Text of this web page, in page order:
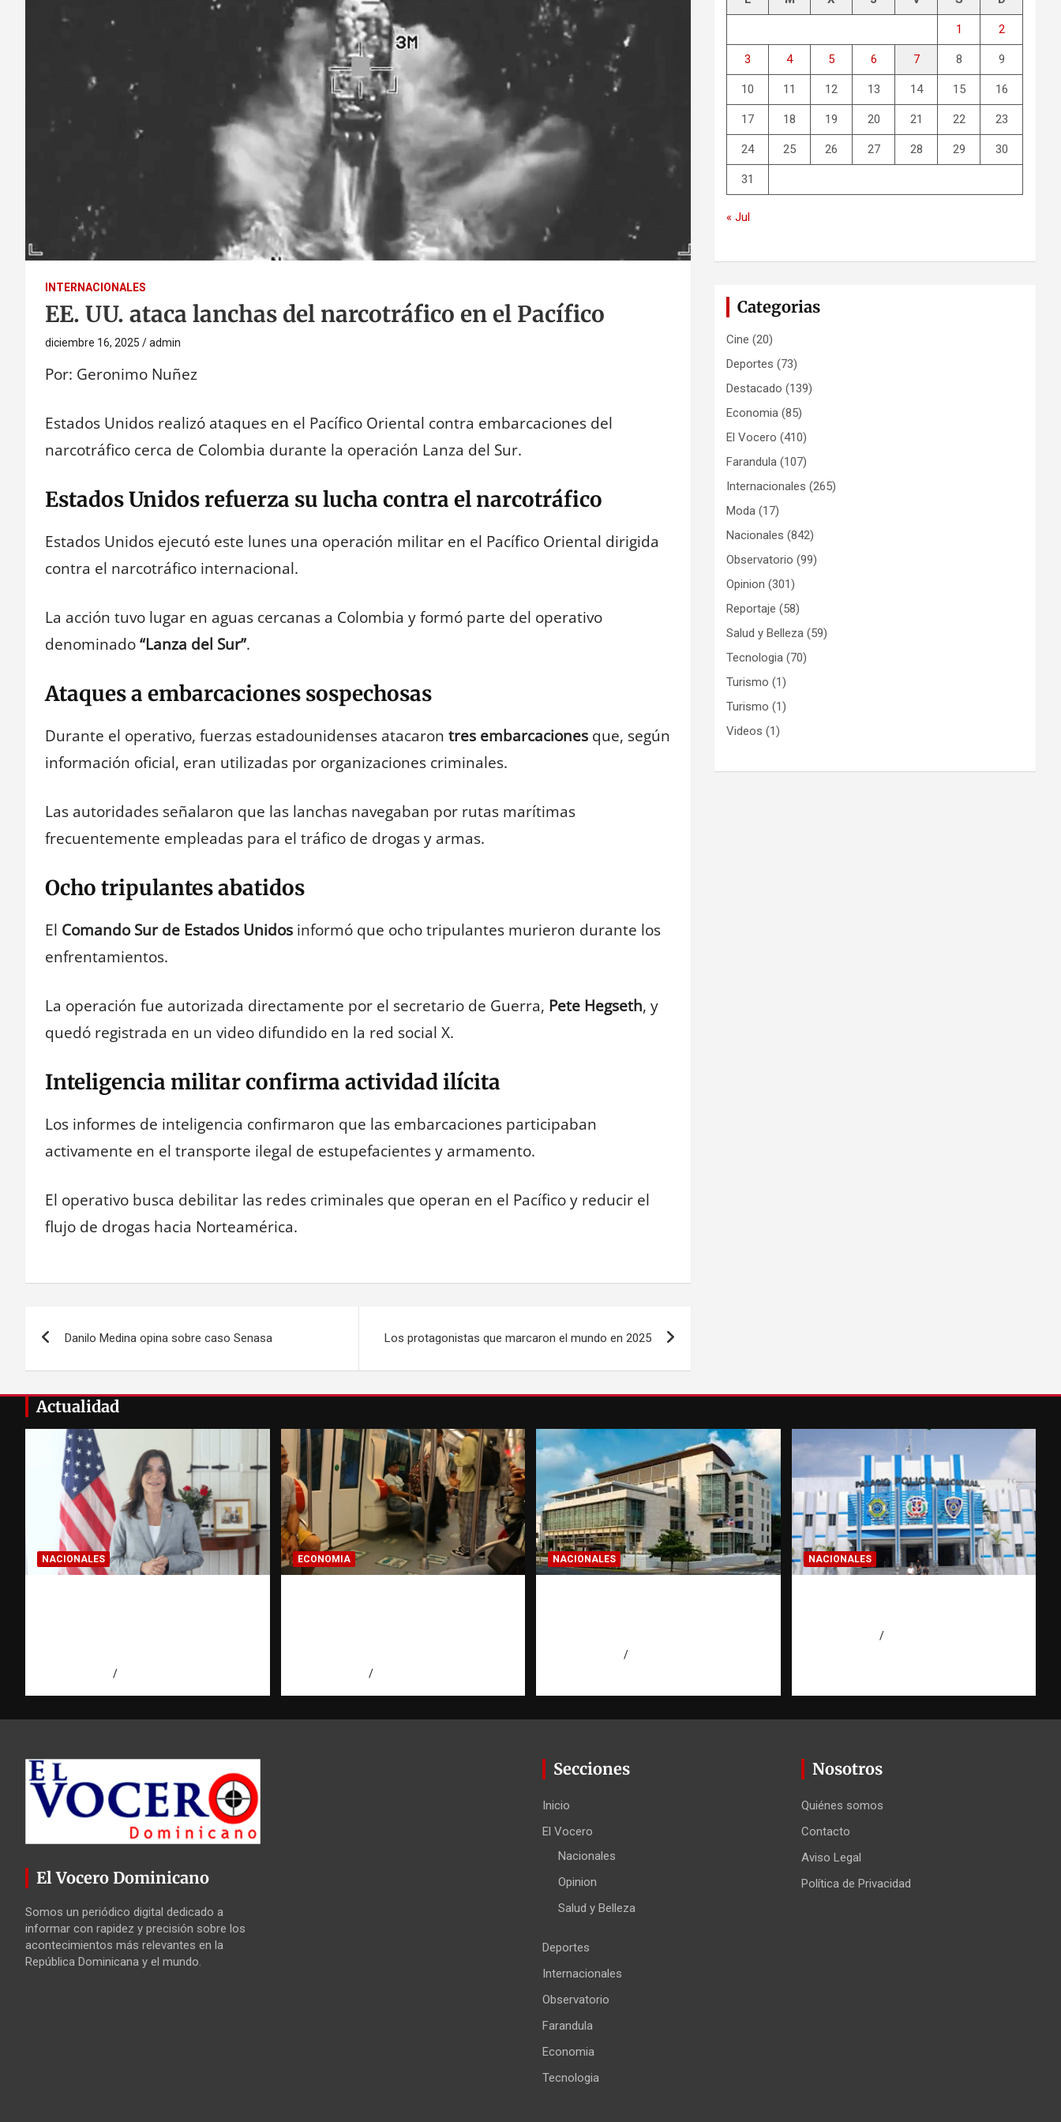
INTERNACIONALES
EE. UU. ataca lanchas del narcotráfico en el Pacífico
diciembre 16, 2025 admin
Por: Geronimo Nuñez
Estados Unidos realizó ataques en el Pacífico Oriental contra embarcaciones del
narcotráfico cerca de Colombia durante la operación Lanza del Sur.
Estados Unidos refuerza su lucha contra el narcotráfico
Estados Unidos ejecutó este lunes una operación militar en el Pacífico Oriental dirigida
contra el narcotráfico internacional.
La acción tuvo lugar en aguas cercanas a Colombia y formó parte del operativo
denominado“Lanza del Sur”.
Ataques a embarcaciones sospechosas
Durante el operativo, fuerzas estadounidenses atacaron tres embarcaciones que, según
información oficial, eran utilizadas por organizaciones criminales.
Las autoridades señalaron que las lanchas navegaban por rutas marítimas
frecuentemente empleadas para el tráfico de drogas y armas.
Ocho tripulantes abatidos
El Comando Sur de Estados Unidos informó que ocho tripulantes murieron durante los
enfrentamientos.
La operación fue autorizada directamente por el secretario de Guerra, Pete Hegseth, y
quedó registrada en un video difundido en la red social X.
Inteligencia militar confirma actividad ilícita
Los informes de inteligencia confirmaron que las embarcaciones participaban
activamente en el transporte ilegal de estupefacientes y armamento.
El operativo busca debilitar las redes criminales que operan en el Pacífico y reducir el
flujo de drogas hacia Norteamérica.
de
entradas
Danilo Medina opina sobre caso Senasa Los protagonistas que marcaron el mundo en 2025
1 2
3 4 5 6 7 8 9
10 11 12 13 14 15 16
17 18 19 20 21 22 23
24 25 26 27 28 29 30
31
« Jul
Categorias
Cine (20)
Deportes (73)
Destacado (139)
Economia (85)
El Vocero (410)
Farandula (107)
Internacionales (265)
Moda (17)
Nacionales (842)
Observatorio (99)
Opinion (301)
Reportaje (58)
Salud y Belleza (59)
Tecnologia (70)
Turismo (1)
Turismo (1)
Videos (1)
Actualidad
NACIONALES ECONOMIA NACIONALES NACIONALES
El Vocero Dominicano
Somos un periódico digital dedicado a
informar con rapidez y precisión sobre los
acontecimientos más relevantes en la
República Dominicana y el mundo.
Secciones
Inicio
El Vocero
Nacionales
Opinion
Salud y Belleza
Deportes
Internacionales
Observatorio
Farandula
Economia
Tecnologia
Nosotros
Quiénes somos
Contacto
Aviso Legal
Política de Privacidad